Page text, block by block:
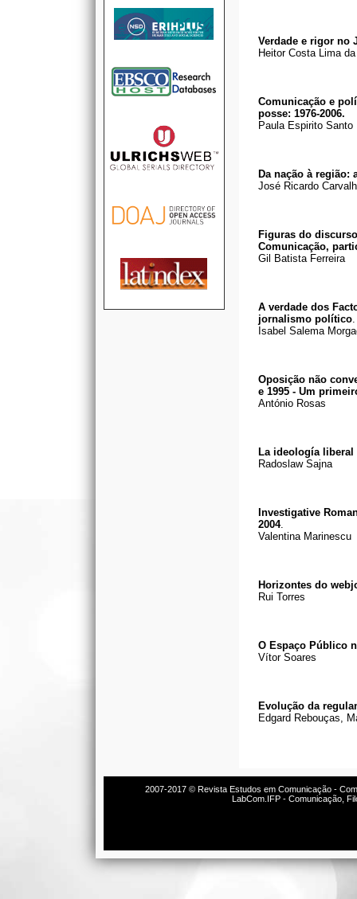
Verdade e rigor no
Heitor Costa Lima
Comunicação e
posse: 1976-2006.
Paula Espirito Santo
Da nação à
José Ricardo
Figuras do
Comunicação,
Gil Batista Ferreira
A verdade dos
jornalismo político.
Isabel Salema
Oposição não
e 1995 - Um
António Rosas
La ideología
Radoslaw Sajna
Investigative
2004.
Valentina Marinescu
Horizontes do
Rui Torres
O Espaço Público
Vítor Soares
Evolução da
Edgard Rebouças,
2007-2017 © Revista Estudos em Comunicação -
LabCom.IFP - Comunicação,